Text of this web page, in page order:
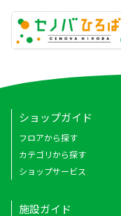
ショップガイド
フロアから探す
カテゴリから探す
ショップサービス
施設ガイド